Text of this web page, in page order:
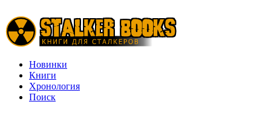
Новинки
Книги
Хронология
Поиск